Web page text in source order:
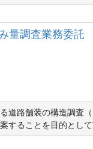
量調査業務委託
道路舗装の構造調査
することを目的として